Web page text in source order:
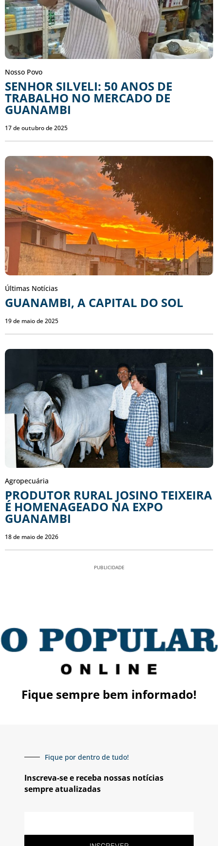
Nosso Povo
SENHOR SILVELI: 50 ANOS DE
TRABALHO NO MERCADO DE
GUANAMBI
17 de outubro de 2025
Últimas Notícias
GUANAMBI, A CAPITAL DO SOL
19 de maio de 2025
Agropecuária
PRODUTOR RURAL JOSINO TEIXEIRA
É HOMENAGEADO NA EXPO
GUANAMBI
18 de maio de 2026
PUBLICIDADE
Fique sempre bem informado!
Fique por dentro de tudo!
Inscreva-se e receba nossas notícias
sempre atualizadas